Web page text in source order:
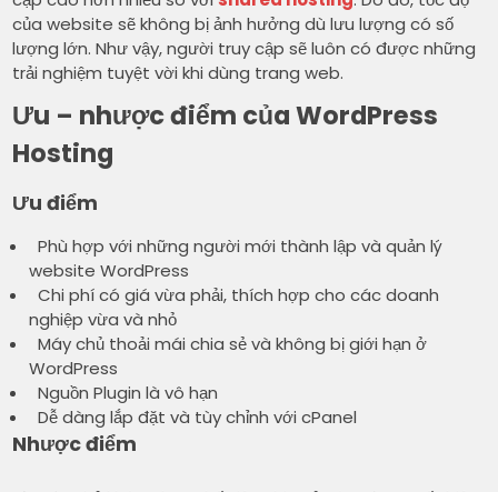
của website sẽ không bị ảnh hưởng dù lưu lượng có số
lượng lớn. Như vậy, người truy cập sẽ luôn có được những
trải nghiệm tuyệt vời khi dùng trang web.
Ưu – nhược điểm của WordPress
Hosting
Ưu điểm
Phù hợp với những người mới thành lập và quản lý
website WordPress
Chi phí có giá vừa phải, thích hợp cho các doanh
nghiệp vừa và nhỏ
Máy chủ thoải mái chia sẻ và không bị giới hạn ở
WordPress
Nguồn Plugin là vô hạn
Dễ dàng lắp đặt và tùy chỉnh với cPanel
Nhược điểm